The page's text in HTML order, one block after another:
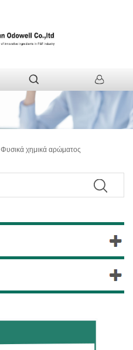
Φυσικά χημικά αρώματος